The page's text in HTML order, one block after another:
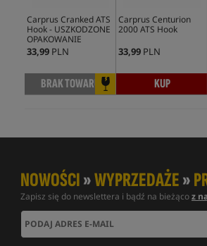
Carprus Cranked ATS
Hook - USZKODZONE
OPAKOWANIE
33,99 PLN
BRAK TOWARU
Carprus Centurion
2000 ATS Hook
33,99 PLN
KUP
NOWOŚCI»WYPRZEDAŻE»
Zapisz się do newslettera i bądź na bieżącoz